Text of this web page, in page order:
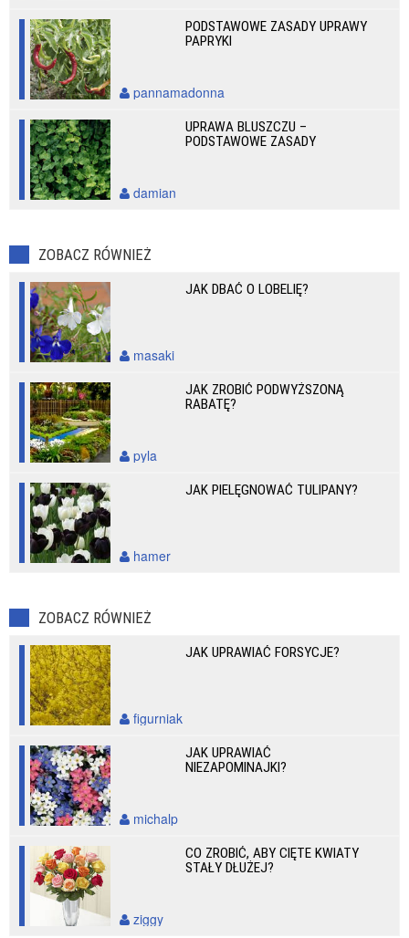
PODSTAWOWE ZASADY UPRAWY
PAPRYKI
pannamadonna
UPRAWA BLUSZCZU –
PODSTAWOWE ZASADY
damian
ZOBACZ RÓWNIEŻ
JAK DBAĆ O LOBELIĘ?
masaki
JAK ZROBIĆ PODWYŻSZONĄ
RABATĘ?
pyla
JAK PIELĘGNOWAĆ TULIPANY?
hamer
ZOBACZ RÓWNIEŻ
JAK UPRAWIAĆ FORSYCJE?
figurniak
JAK UPRAWIAĆ
NIEZAPOMINAJKI?
michalp
CO ZROBIĆ, ABY CIĘTE KWIATY
STAŁY DŁUŻEJ?
ziggy